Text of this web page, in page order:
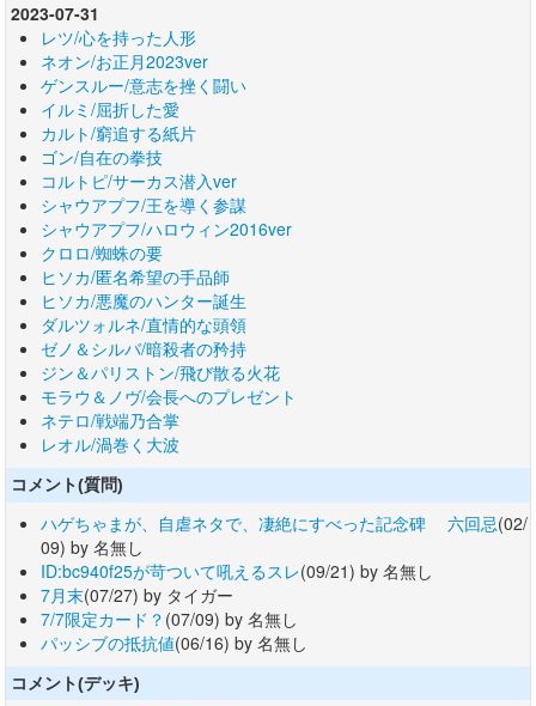
2023-07-31
レツ/心を持った人形
ネオン/お正月2023ver
ゲンスルー/意志を挫く闘い
イルミ/屈折した愛
カルト/窮追する紙片
ゴン/自在の拳技
コルトピ/サーカス潜入ver
シャウアプフ/王を導く参謀
シャウアプフ/ハロウィン2016ver
クロロ/蜘蛛の要
ヒソカ/匿名希望の手品師
ヒソカ/悪魔のハンター誕生
ダルツォルネ/直情的な頭領
ゼノ＆シルバ/暗殺者の矜持
ジン＆パリストン/飛び散る火花
モラウ＆ノヴ/会長へのプレゼント
ネテロ/戦端乃合掌
レオル/渦巻く大波
コメント(質問)
ハゲちゃまが、自虐ネタで、凄絶にすべった記念碑 六回忌(02/
09) by 名無し
ID:bc940f25が苛ついて吼えるスレ(09/21) by 名無し
7月末(07/27) by タイガー
7/7限定カード？ (07/09) by 名無し
パッシブの抵抗値(06/16) by 名無し
コメント(デッキ)